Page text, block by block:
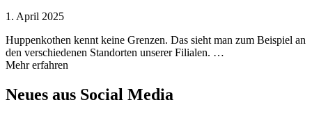
1. April 2025
Huppenkothen kennt keine Grenzen. Das sieht man zum Beispiel an
den verschiedenen Standorten unserer Filialen. …
Mehr erfahren
Neues aus Social Media